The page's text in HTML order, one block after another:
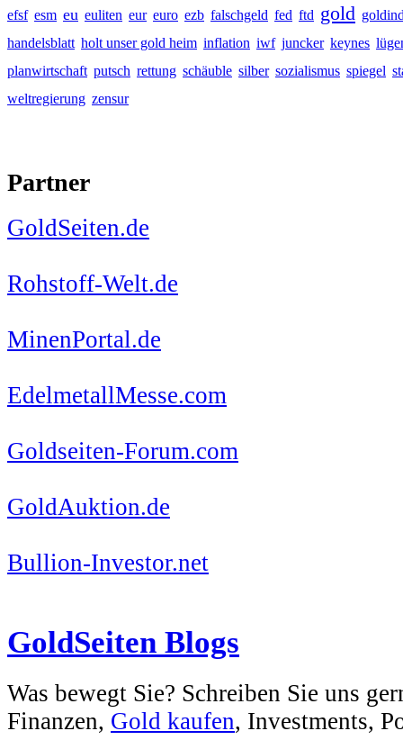
efsf esm eu euliten eur euro ezb falschgeld fed ftd gold
handelsblatt holt unser gold heim inflation iwf juncker keynes
planwirtschaft putsch rettung schäuble silber sozialismus spiegel
weltregierung zensur
Partner
GoldSeiten.de
Rohstoff-Welt.de
MinenPortal.de
EdelmetallMesse.com
Goldseiten-Forum.com
GoldAuktion.de
Bullion-Investor.net
GoldSeiten Blogs
Was bewegt Sie? Schreiben Sie uns
Finanzen, Gold kaufen, Investments,